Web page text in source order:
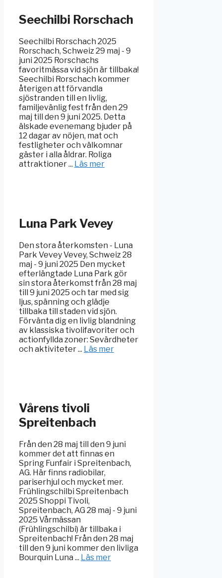
Seechilbi Rorschach
Seechilbi Rorschach 2025
Rorschach, Schweiz 29 maj - 9
juni 2025 Rorschachs
favoritmässa vid sjön är tillbaka!
Seechilbi Rorschach kommer
återigen att förvandla
sjöstranden till en livlig,
familjevänlig fest från den 29
maj till den 9 juni 2025. Detta
älskade evenemang bjuder på
12 dagar av nöjen, mat och
festligheter och välkomnar
gäster i alla åldrar. Roliga
attraktioner ... Läs mer
Luna Park Vevey
Den stora återkomsten - Luna
Park Vevey Vevey, Schweiz 28
maj - 9 juni 2025 Den mycket
efterlängtade Luna Park gör
sin stora återkomst från 28 maj
till 9 juni 2025 och tar med sig
ljus, spänning och glädje
tillbaka till staden vid sjön.
Förvänta dig en livlig blandning
av klassiska tivolifavoriter och
actionfyllda zoner: Sevärdheter
och aktiviteter ... Läs mer
Vårens tivoli
Spreitenbach
Från den 28 maj till den 9 juni
kommer det att finnas en
Spring Funfair i Spreitenbach,
AG. Här finns radiobilar,
pariserhjul och mycket mer.
Frühlingschilbi Spreitenbach
2025 Shoppi Tivoli,
Spreitenbach, AG 28 maj - 9 juni
2025 Vårmässan
(Frühlingschilbi) är tillbaka i
Spreitenbach! Från den 28 maj
till den 9 juni kommer den livliga
Bourquin Luna ... Läs mer